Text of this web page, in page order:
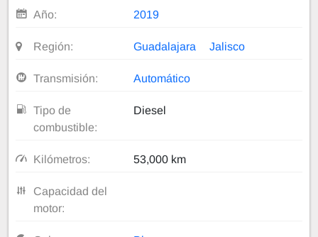
Año: 2019
Región: Guadalajara Jalisco
Transmisión: Automático
Tipo de
combustible:
Diesel
Kilómetros: 53,000 km
Capacidad del
motor: